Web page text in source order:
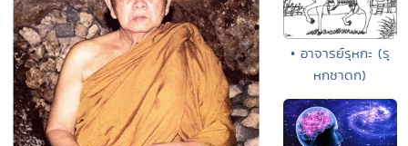
• อาจารย์รุหกะ (รุ
หกชาดก)